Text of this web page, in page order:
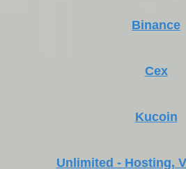
Binance
Cex
Kucoin
Unlimited - Hosting,